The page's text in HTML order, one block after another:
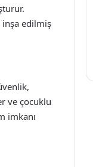
edilmiş
ve çocuklu
imkanı